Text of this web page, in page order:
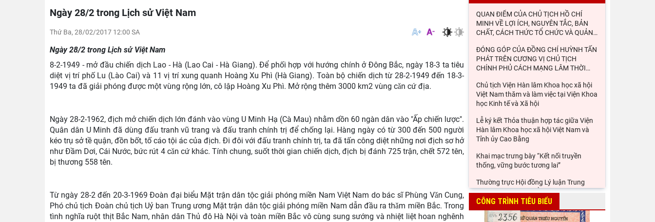
Ngày 28/2 trong Lịch sử Việt Nam
Thứ Ba, 28/02/2017 12:00 SA
Ngày 28/2 trong Lịch sử Việt Nam
8-2-1949 - mở đầu chiến dịch Lao - Hà (Lao Cai - Hà Giang). Để phối hợp với hướng chính ở Đông Bắc, ngày 18-3 ta tiêu
diệt vị trí phố Lu (Lào Cai) và 11 vị trí xung quanh Hoàng Xu Phì (Hà Giang). Toàn bộ chiến dịch từ 28-2-1949 đến 18-3-
1949 ta đã giải phóng được một vùng rộng lớn, cô lập Hoàng Xu Phì. Mở rộng thêm 3000 km2 vùng cǎn cứ địa.
Ngày 28-2-1962, địch mở chiến dịch lớn đánh vào vùng U Minh Hạ (Cà Mau) nhằm dồn 60 ngàn dân vào "Ấp chiến lược".
Quân dân U Minh đã dùng đấu tranh vũ trang và đấu tranh chính trị để chống lại. Hàng ngày có từ 300 đến 500 người
kéo trụ sở tề quận, đồn bốt, tố cáo tội ác của địch. Đi đôi với đấu tranh chính trị, ta đã tấn công diệt những nơi địch sơ hở
như Đầm Dơi, Cái Nước, bức rút 4 cǎn cứ khác. Tính chung, suốt thời gian chiến dịch, địch bị đánh 725 trận, chết 572 tên,
bị thương 558 tên.
Từ ngày 28-2 đến 20-3-1969 Đoàn đại biểu Mặt trận dân tộc giải phóng miền Nam Việt Nam do bác sĩ Phùng Vǎn Cung,
Phó chủ tịch Đoàn chủ tịch Uỷ ban Trung ương Mặt trận dân tộc giải phóng miền Nam dẫn đầu ra thǎm miền Bắc. Trong
tình nghĩa ruột thịt Bắc Nam, nhân dân Thủ đô Hà Nội và toàn miền Bắc vô cùng sung sướng và nhiệt liệt hoan nghênh
QUAN ĐIỂM CỦA CHỦ TỊCH HỒ CHÍ
MINH VỀ LỢI ÍCH, NGUYÊN TẮC, BẢN
CHẤT, CÁCH THỨC TỔ CHỨC VÀ QUẢN…
ĐÓNG GÓP CỦA ĐỒNG CHÍ HUỲNH TẤN
PHÁT TRÊN CƯƠNG VỊ CHỦ TỊCH
CHÍNH PHỦ CÁCH MẠNG LÂM THỜI…
Chủ tịch Viện Hàn lâm Khoa học xã hội
Việt Nam thăm và làm việc tại Viện Khoa
học Kinh tế và Xã hội
Lễ ký kết Thỏa thuận hợp tác giữa Viện
Hàn lâm Khoa học xã hội Việt Nam và
Tỉnh ủy Cao Bằng
Khai mạc trưng bày “Kết nối truyền
thống, vững bước tương lai”
Thường trực Hội đồng Lý luận Trung
ương làm việc với Tiểu ban Văn hóa - Xã
hội - Văn học, nghệ
Đảng ủy Viện Hàn lâm Khoa học xã hội
CÔNG TRÌNH TIÊU BIỂU